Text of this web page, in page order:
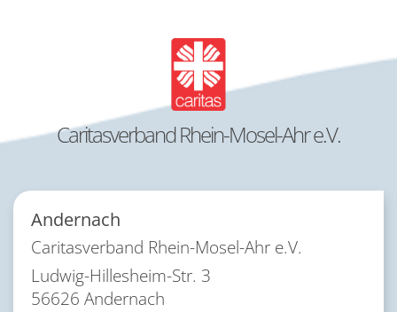
Caritasverband Rhein-Mosel-Ahr e.V.
Andernach
Caritasverband Rhein-Mosel-Ahr e.V.
Ludwig-Hillesheim-Str. 3
56626 Andernach